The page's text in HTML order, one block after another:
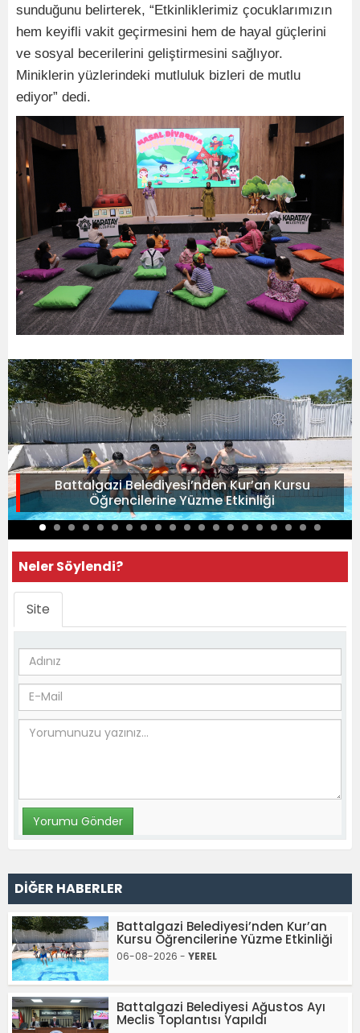
sunduğunu belirterek, “Etkinliklerimiz çocuklarımızın
hem keyifli vakit geçirmesini hem de hayal güçlerini
ve sosyal becerilerini geliştirmesini sağlıyor.
Miniklerin yüzlerindeki mutluluk bizleri de mutlu
ediyor” dedi.
Battalgazi Belediyesi’nden Kur’an Kursu
Öğrencilerine Yüzme Etkinliği
Neler Söylendi?
Site
DİĞER HABERLER
Battalgazi Belediyesi’nden Kur’an
Kursu Öğrencilerine Yüzme Etkinliği
06-08-2026 - YEREL
Battalgazi Belediyesi Ağustos Ayı
Meclis Toplantısı Yapıldı